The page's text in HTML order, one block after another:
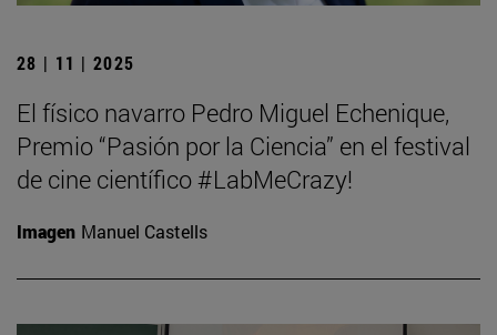
28 | 11 | 2025
El físico navarro Pedro Miguel Echenique,
Premio “Pasión por la Ciencia” en el festival
de cine científico #LabMeCrazy!
Imagen Manuel Castells